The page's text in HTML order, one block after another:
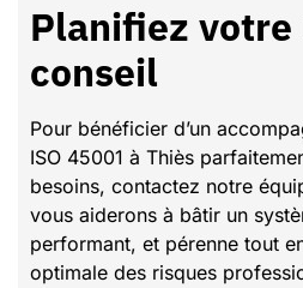
Planifiez votre
conseil
Pour bénéficier d’un
ISO 45001 à Thiès
besoins, contactez notre
vous aiderons à bâtir un
performant, et pérenne tout
optimale des risques